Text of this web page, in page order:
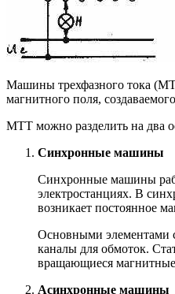
Машины трехфазного тока
магнитного поля,
МТТ можно разделить на два
Синхронные машины
Синхронные машины
электростанциях. В
возникает постоянное
Основными элементами
каналы для обмоток.
вращающиеся
Асинхронные машины